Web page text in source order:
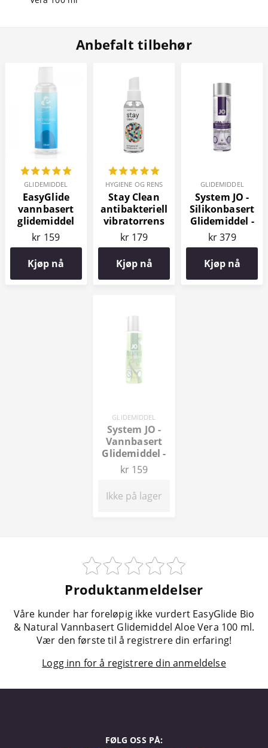
Anbefalt tilbehør
GLIDEMIDDEL
EasyGlide
vannbasert
glidemiddel
150 ml
kr 159
Kjøp nå
HYGIENE OG RENS
Stay Clean
antibakteriell
vibratorrens
100 ml
kr 179
Kjøp nå
GLIDEMIDDEL
System JO -
Silikonbasert
Glidemiddel -
Xtra Silky Thin
120 ml
kr 379
Kjøp nå
GLIDEMIDDEL
System JO -
Vannbasert
Glidemiddel -
Mojito 60 ml
kr 159
Ikke på lager
Produktanmeldelser
Våre kunder har foreløpig ikke vurdert EasyGlide Bio
& Natural Vannbasert Glidemiddel Aloe Vera 100 ml.
Vær den første til å registrere din erfaring!
Logg inn for å registrere din anmeldelse
FØLG OSS PÅ: